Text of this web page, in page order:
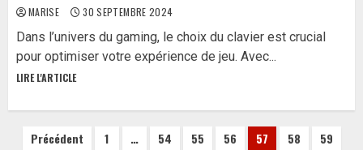
MARISE 30 SEPTEMBRE 2024
Dans l’univers du gaming, le choix du clavier est crucial
pour optimiser votre expérience de jeu. Avec...
LIRE L'ARTICLE
Pagination
Précédent 1 … 54 55 56 57 58
59